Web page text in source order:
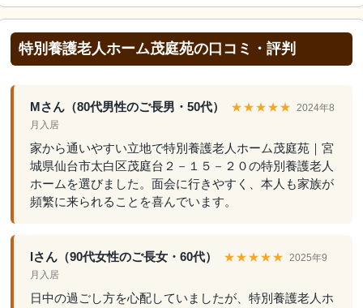
特別養護老人ホーム茂庭苑の口コミ・評判
Mさん（80代男性のご長男・50代） ★★★★★ 2024年8
月入居
家から通いやすい立地で特別養護老人ホーム茂庭苑｜宮
城県仙台市太白区茂庭台２－１５－２０の特別養護老人
ホームを選びました。面会に行きやすく、本人も家族が
頻繁に来られることを喜んでいます。
Iさん（90代女性のご長女・60代） ★★★★★ 2025年9
月入居
日中の過ごし方を心配していましたが、特別養護老人ホ